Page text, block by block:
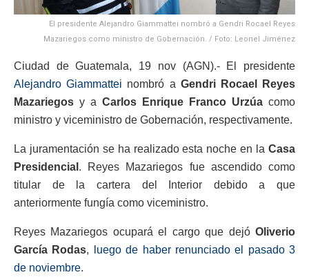
El presidente Alejandro Giammattei nombró a Gendri Rocael Reyes
Mazariegos como ministro de Gobernación. / Foto: Leonel Jiménez
Ciudad de Guatemala, 19 nov (AGN).- El presidente
Alejandro Giammattei nombró a Gendri Rocael Reyes
Mazariegos y a Carlos Enrique Franco Urzúa como
ministro y viceministro de Gobernación, respectivamente.
La juramentación se ha realizado esta noche en la Casa
Presidencial . Reyes Mazariegos fue ascendido como
titular de la cartera del Interior debido a que
anteriormente fungía como viceministro.
Reyes Mazariegos ocupará el cargo que dejó Oliverio
García Rodas,
luego de haber renunciado el pasado 3
de noviembre.